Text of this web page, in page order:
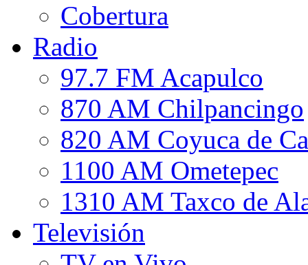
Cobertura
Radio
97.7 FM Acapulco
870 AM Chilpancingo
820 AM Coyuca de
1100 AM Ometepec
1310 AM Taxco de
Televisión